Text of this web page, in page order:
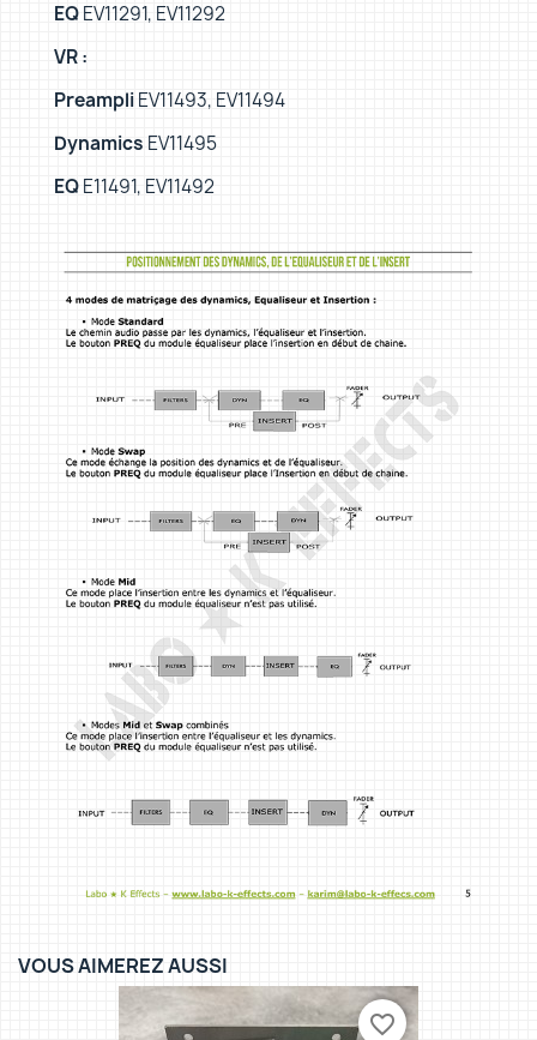
EQEV11291, EV11292
VR :
PreampliEV11493, EV11494
Dynamics EV11495
EQE11491, EV11492
VOUS AIMEREZ AUSSI
favorite_border